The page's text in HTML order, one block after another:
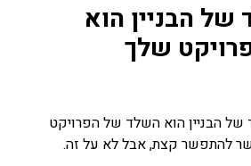
הבניין הוא
שלך
הבניין הוא השלד של הפרויקט
להתפשר קצת, אבל לא על זה.